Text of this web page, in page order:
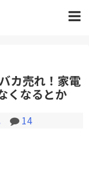
カ売れ！家電
くなるとか
14